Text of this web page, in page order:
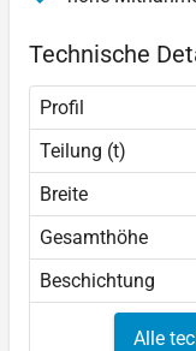
Technische
Profil
Teilung (t)
Breite
Gesamthöhe
Beschichtung
Alle